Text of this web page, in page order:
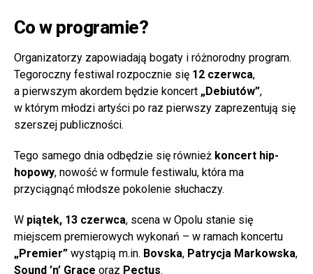
Co w programie?
Organizatorzy zapowiadają bogaty i różnorodny program.
Tegoroczny festiwal rozpocznie się 12 czerwca,
a pierwszym akordem będzie koncert „Debiutów”,
w którym młodzi artyści po raz pierwszy zaprezentują się
szerszej publiczności.
Tego samego dnia odbędzie się również koncert hip-
hopowy, nowość w formule festiwalu, która ma
przyciągnąć młodsze pokolenie słuchaczy.
W piątek, 13 czerwca, scena w Opolu stanie się
miejscem premierowych wykonań – w ramach koncertu
„Premier” wystąpią m.in. Bovska, Patrycja Markowska,
Sound ’n’ Grace oraz Pectus.